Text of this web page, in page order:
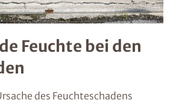
Feuchte bei den
des Feuchteschadens